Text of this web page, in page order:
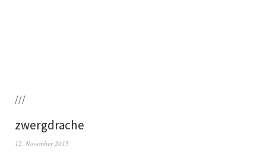
///
zwergdrache
12. November 2015